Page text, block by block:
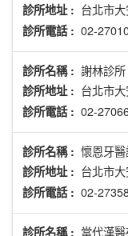
診所地址 : 台北市
診所電話 : 02-
診所名稱 : 謝林診所
診所地址 : 台北市
診所電話 : 02-
診所名稱 : 懷恩牙
診所地址 : 台北市
診所電話 : 02-
診所名稱 : 當代漢